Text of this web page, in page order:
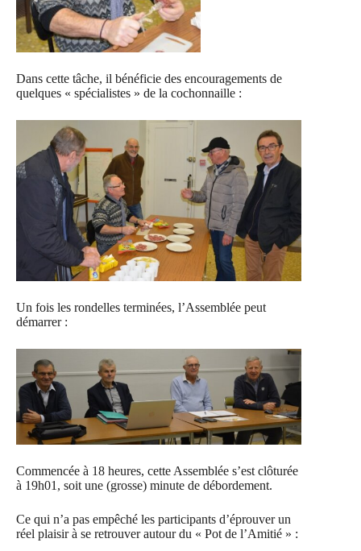
Dans cette tâche, il bénéficie des encouragements de
quelques « spécialistes » de la cochonnaille :
Un fois les rondelles terminées, l’Assemblée peut
démarrer :
Commencée à 18 heures, cette Assemblée s’est clôturée
à 19h01, soit une (grosse) minute de débordement.
Ce qui n’a pas empêché les participants d’éprouver un
réel plaisir à se retrouver autour du « Pot de l’Amitié » :